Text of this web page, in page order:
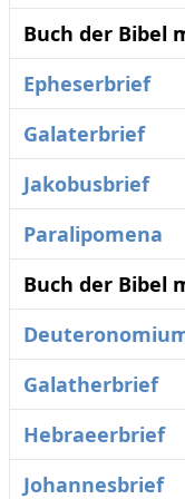
Buch der Bibel
Epheserbrief
Galaterbrief
Jakobusbrief
Paralipomena
Buch der Bibel
Galatherbrief
Hebraeerbrief
Johannesbrief